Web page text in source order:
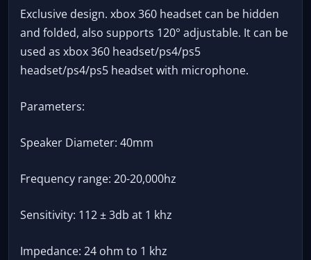
Exclusive design. xbox 360 headset can be hidden
and folded, also supports 120° adjustable. It can be
used as xbox 360 headset/ps4/ps5
headset/ps4/ps5 headset with microphone.
Parameters:
Speaker Diameter: 40mm
Frequency range: 20-20,000hz
Sensitivity: 112 ± 3db at 1 khz
Impedance: 24 ohm to 1 khz